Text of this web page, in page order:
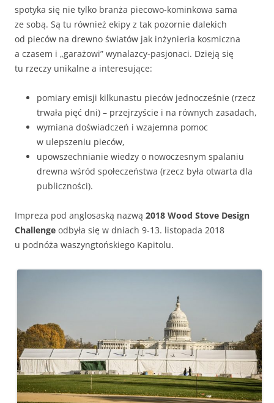
spotyka się nie tylko branża piecowo-kominkowa sama
ze sobą. Są tu również ekipy z tak pozornie dalekich
od pieców na drewno światów jak inżynieria kosmiczna
a czasem i „garażowi” wynalazcy-pasjonaci. Dzieją się
tu rzeczy unikalne a interesujące:
pomiary emisji kilkunastu pieców jednocześnie (rzecz
trwała pięć dni) – przejrzyście i na równych zasadach,
wymiana doświadczeń i wzajemna pomoc
w ulepszeniu pieców,
upowszechnianie wiedzy o nowoczesnym spalaniu
drewna wśród społeczeństwa (rzecz była otwarta dla
publiczności).
Impreza pod anglosaską nazwą 2018 Wood Stove Design
Challenge odbyła się w dniach 9-13. listopada 2018
u podnóża waszyngtońskiego Kapitolu.